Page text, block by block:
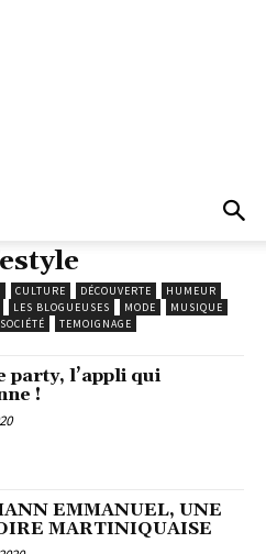
CULTURE DÉCOUVERTE
HUMEUR
LES BLOGUEUSES MODE
MUSIQUE
SOCIÉTÉ TEMOIGNAGE
party, l’appli qui
!
EMMANUEL, UNE
MARTINIQUAISE